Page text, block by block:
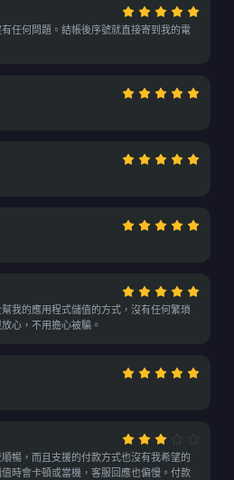
任何問題。結帳後序號就直接寄到我的電
我的應用程式儲值的方式，沒有任何繁瑣
心，不用擔心被騙。
暢，而且支援的付款方式也沒有我希望的
時會卡頓或當機，客服回應也偏慢。付款